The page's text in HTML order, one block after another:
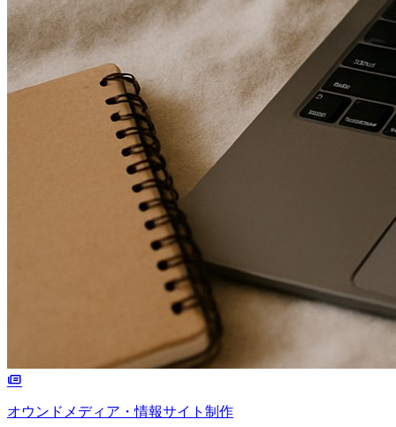
オウンドメディア・情報サイト制作